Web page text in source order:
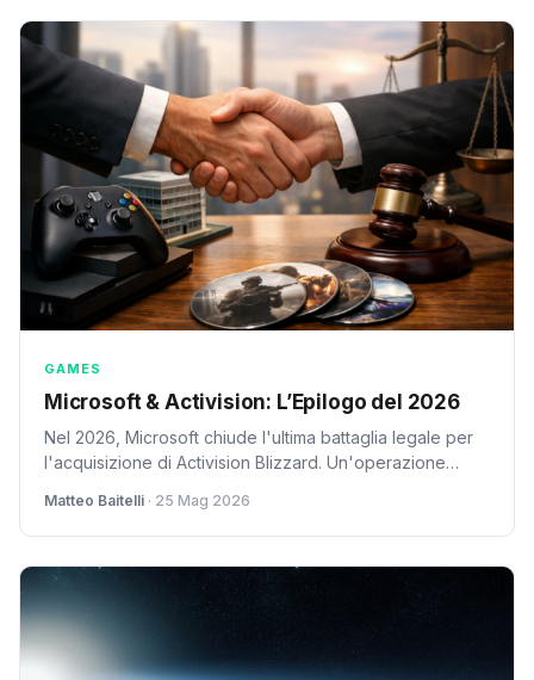
Design,
Dolby Atmos
e OTS+, Titan
TriForce da
50mm,
schiuma di
acustico, 70
ore) Bianco
Atmos & OTS
Pro, InfinityAir
Design,
PACCHETTO
INTRATTENIMENTO,
2025
Universale
IR/Bluetooth,
Controllo a
Distanza,
Supporta con
Alexa/
Home/IFTTT
GAMES
Microsoft & Activision: L’Epilogo del 2026
Nel 2026, Microsoft chiude l'ultima battaglia legale per
l'acquisizione di Activision Blizzard. Un'operazione
Game Pass.
Matteo Baitelli · 25 Mag 2026